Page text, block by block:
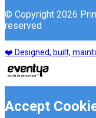
© Copyright 2026
reserved
❤️ Designed, built,
Accept